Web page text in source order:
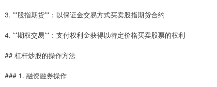
3. **股指期货**：以保证金交易方式买卖股指期货合约
4. **期权交易**：支付权利金获得以特定价格买卖股票的权利
## 杠杆炒股的操作方法
### 1. 融资融券操作